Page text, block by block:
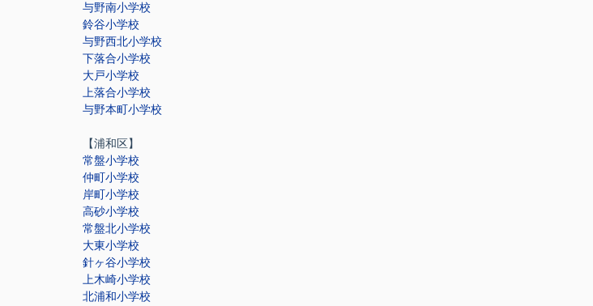
与野南小学校
鈴谷小学校
与野西北小学校
下落合小学校
大戸小学校
上落合小学校
与野本町小学校
【浦和区】
常盤小学校
仲町小学校
岸町小学校
高砂小学校
常盤北小学校
大東小学校
針ヶ谷小学校
上木崎小学校
北浦和小学校